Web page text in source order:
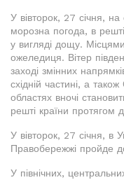
У вівторок, 27 січня, на
морозна погода, в
у вигляді дощу.
ожеледиця. Вітер
заході змінних
східній частині, а
областях вночі
решті країни
У вівторок, 27 січня, в
Правобережжі пройде
У північних,